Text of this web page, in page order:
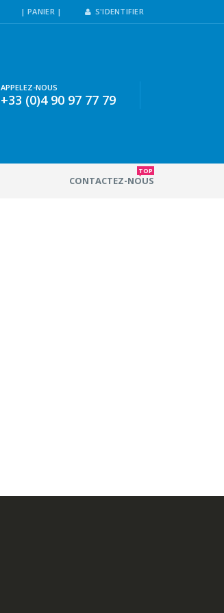
| PANIER | S'IDENTIFIER
APPELEZ-NOUS
+33 (0)4 90 97 77 79
CONTACTEZ-NOUS
TOP